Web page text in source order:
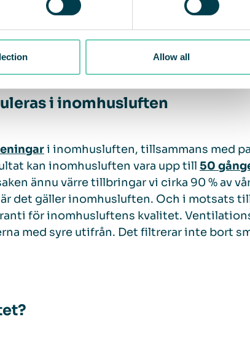
Allow all
sjukdomar som lungcancer och KOL.
i inomhusluften
i inomhusluften, tillsammans med
kan inomhusluften vara upp till 50
ännu värre tillbringar vi cirka 90 % av
det gäller inomhusluften. Och i motsats
för inomhusluftens kvalitet.
med syre utifrån. Det filtrerar inte bort